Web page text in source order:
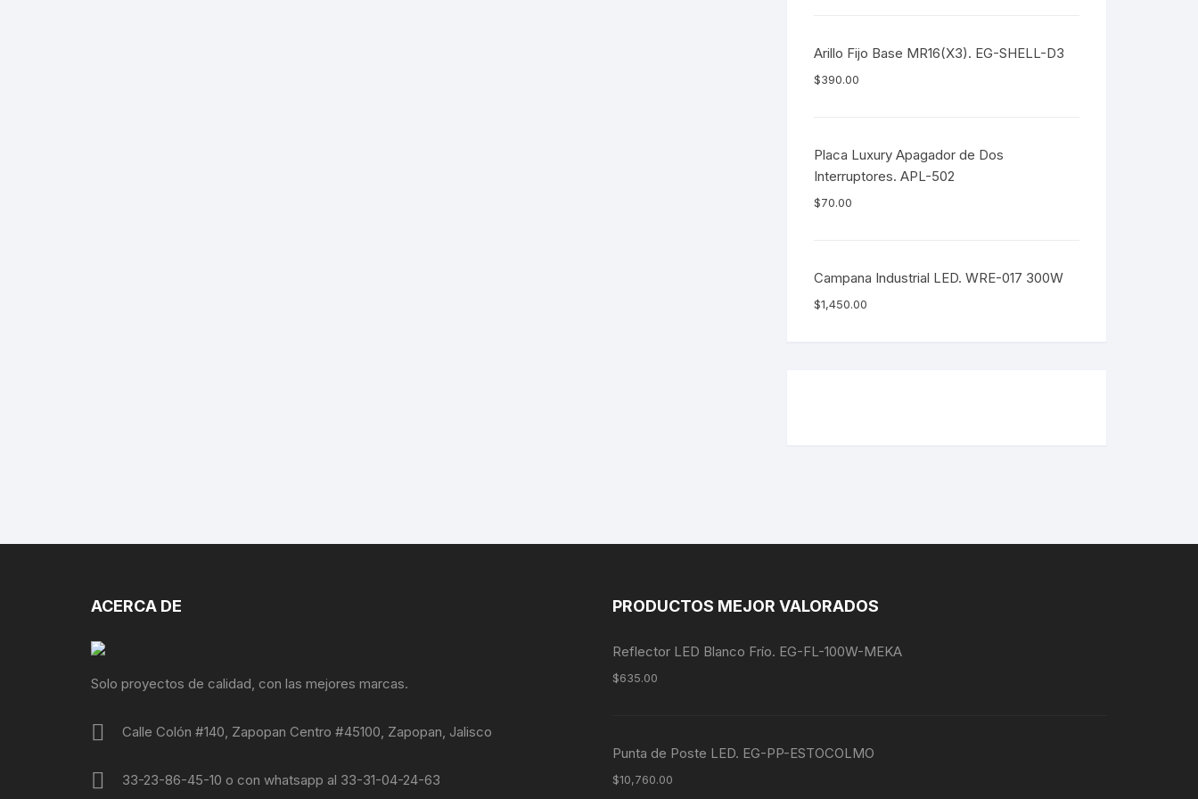
Arillo Fijo Base MR16(X3). EG-SHELL-D3
$390.00
Placa Luxury Apagador de Dos
Interruptores. APL-502
$70.00
Campana Industrial LED. WRE-017 300W
$1,450.00
ACERCA DE
Solo proyectos de calidad, con las mejores marcas.
Calle Colón #140, Zapopan Centro #45100, Zapopan, Jalisco
33-23-86-45-10 o con whatsapp al 33-31-04-24-63
PRODUCTOS MEJOR VALORADOS
Reflector LED Blanco Frío. EG-FL-100W-MEKA
$635.00
Punta de Poste LED. EG-PP-ESTOCOLMO
$10,760.00